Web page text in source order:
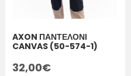
AXON ΠΑΝΤΕΛΟΝΙ
CANVAS (50-574-1)
32,00€